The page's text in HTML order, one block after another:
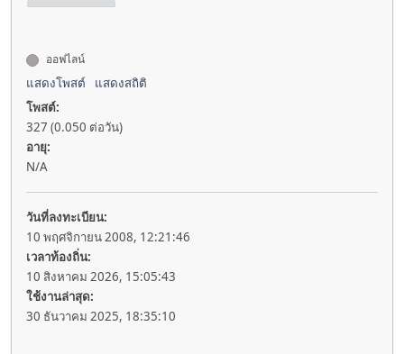
ออฟไลน์
แสดงโพสต์
แสดงสถิติ
โพสต์:
327 (0.050 ต่อวัน)
อายุ:
N/A
วันที่ลงทะเบียน:
10 พฤศจิกายน 2008, 12:21:46
เวลาท้องถิ่น:
10 สิงหาคม 2026, 15:05:43
ใช้งานล่าสุด:
30 ธันวาคม 2025, 18:35:10